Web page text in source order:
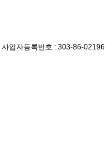
사업자등록번호 : 303-86-02196